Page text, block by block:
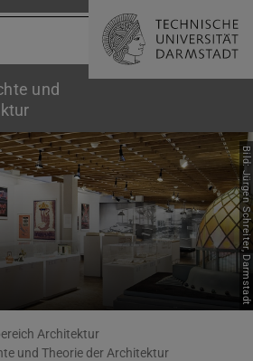
und
Bild: Jürgen Schreiter, Darmstadt
Architektur
und Theorie der Architektur